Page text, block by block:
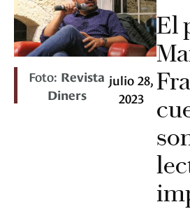
Foto: Revista
Diners
julio 28,
2023
El